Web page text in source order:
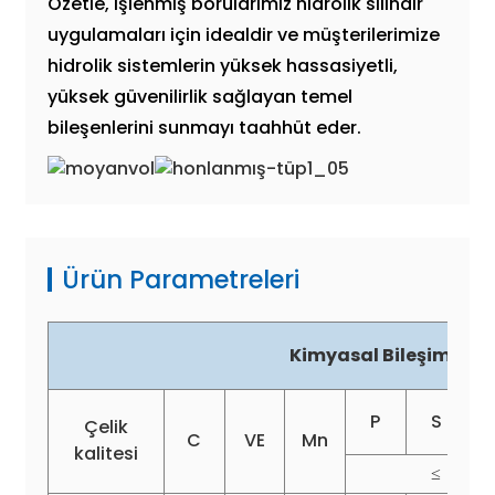
uygulamaları için idealdir ve müşterilerimize
hidrolik sistemlerin yüksek hassasiyetli,
yüksek güvenilirlik sağlayan temel
bileşenlerini sunmayı taahhüt eder.
Ürün Parametreleri
Kimyasal Bileşim (%)
Çelik
kalitesi
C VE Mn
P S
≤